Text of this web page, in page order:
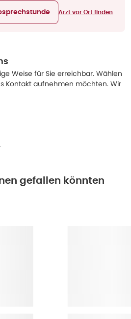
Arzt vor Ort finden
Weise für Sie erreichbar. Wählen
Kontakt aufnehmen möchten. Wir
gefallen könnten